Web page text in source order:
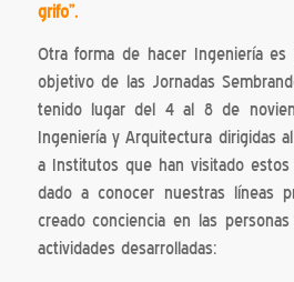
grifo”.
Otra forma de hacer Ingeniería
objetivo de las Jornadas
tenido lugar del 4 al 8 de
Ingeniería y Arquitectura dirigidas
a Institutos que han visitado estos
dado a conocer nuestras líneas
creado conciencia en las
actividades desarrolladas: